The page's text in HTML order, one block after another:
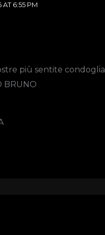
AT 6:55 PM
più sentite
BRUNO